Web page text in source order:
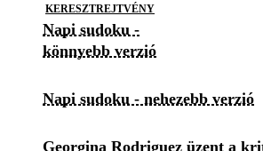
KERESZTREJTVÉNY
Napi sudoku -
könnyebb verzió
Napi sudoku - nehezebb verzió
Georgina Rodriguez üzent a